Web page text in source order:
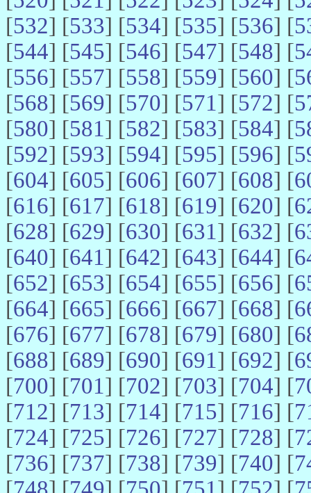
[532] [533] [534] [535] [536] [
[544] [545] [546] [547] [548] [
[556] [557] [558] [559] [560] [
[568] [569] [570] [571] [572] [
[580] [581] [582] [583] [584] [
[592] [593] [594] [595] [596] [
[604] [605] [606] [607] [608] [
[616] [617] [618] [619] [620] [
[628] [629] [630] [631] [632] [
[640] [641] [642] [643] [644] [
[652] [653] [654] [655] [656] [
[664] [665] [666] [667] [668] [
[676] [677] [678] [679] [680] [
[688] [689] [690] [691] [692] [
[700] [701] [702] [703] [704] [
[712] [713] [714] [715] [716] [
[724] [725] [726] [727] [728] [
[736] [737] [738] [739] [740] [